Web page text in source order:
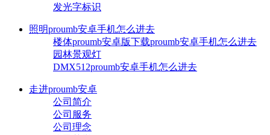
发光字标识
照明proumb安卓手机怎么进去
楼体proumb安卓版下载proumb安卓手机怎么进去
园林景观灯
DMX512proumb安卓手机怎么进去
走进proumb安卓
公司简介
公司服务
公司理念